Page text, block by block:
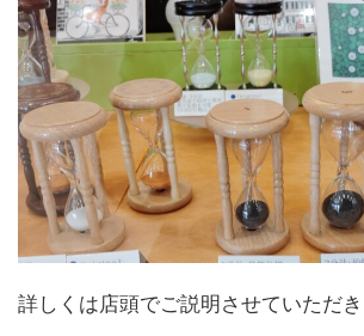
詳しくは店頭でご説明させていただき